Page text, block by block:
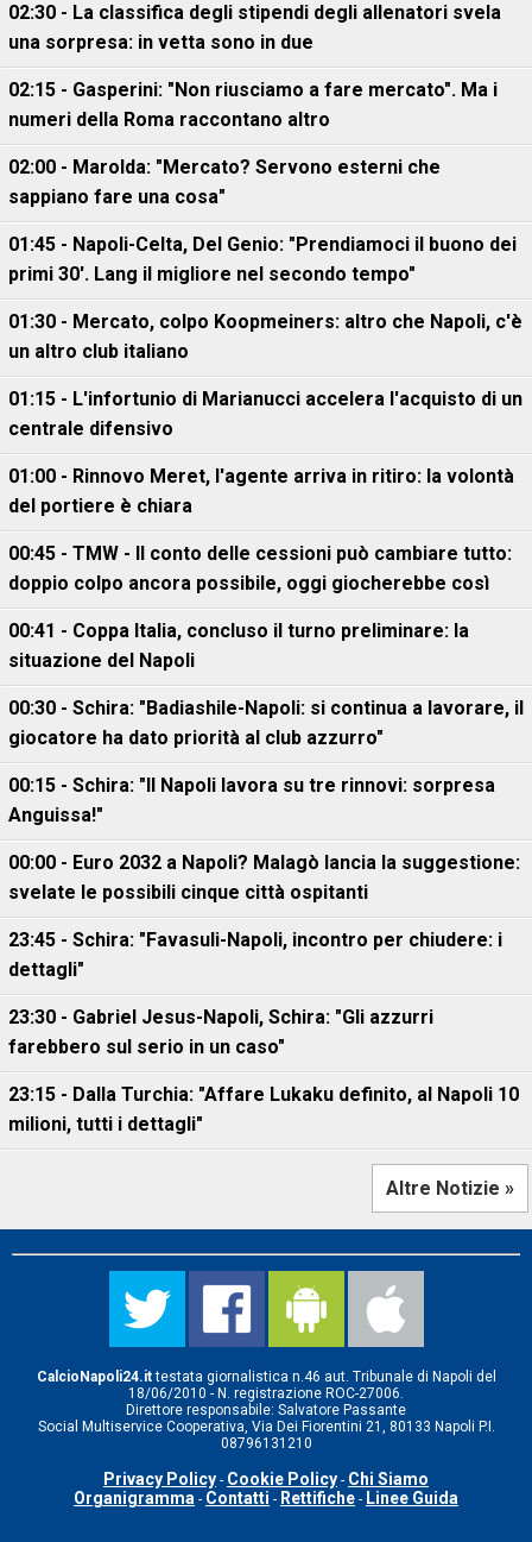
02:30 - La classifica degli stipendi degli allenatori svela
una sorpresa: in vetta sono in due
02:15 - Gasperini: "Non riusciamo a fare mercato". Ma i
numeri della Roma raccontano altro
02:00 - Marolda: "Mercato? Servono esterni che
sappiano fare una cosa"
01:45 - Napoli-Celta, Del Genio: "Prendiamoci il buono dei
primi 30'. Lang il migliore nel secondo tempo"
01:30 - Mercato, colpo Koopmeiners: altro che Napoli, c'è
un altro club italiano
01:15 - L'infortunio di Marianucci accelera l'acquisto di un
centrale difensivo
01:00 - Rinnovo Meret, l'agente arriva in ritiro: la volontà
del portiere è chiara
00:45 - TMW - Il conto delle cessioni può cambiare tutto:
doppio colpo ancora possibile, oggi giocherebbe così
00:41 - Coppa Italia, concluso il turno preliminare: la
situazione del Napoli
00:30 - Schira: "Badiashile-Napoli: si continua a lavorare, il
giocatore ha dato priorità al club azzurro"
00:15 - Schira: "Il Napoli lavora su tre rinnovi: sorpresa
Anguissa!"
00:00 - Euro 2032 a Napoli? Malagò lancia la suggestione:
svelate le possibili cinque città ospitanti
23:45 - Schira: "Favasuli-Napoli, incontro per chiudere: i
dettagli"
23:30 - Gabriel Jesus-Napoli, Schira: "Gli azzurri
farebbero sul serio in un caso"
23:15 - Dalla Turchia: "Affare Lukaku definito, al Napoli 10
milioni, tutti i dettagli"
Altre Notizie »
CalcioNapoli24.ittestata giornalistica n.46 aut. Tribunale di Napoli del
18/06/2010 - N. registrazione ROC-27006.
Direttore responsabile: Salvatore Passante
Social Multiservice Cooperativa, Via Dei Fiorentini 21, 80133 Napoli P.I.
08796131210
Privacy Policy - Cookie Policy - Chi Siamo
Organigramma - Contatti - Rettifiche - Linee Guida